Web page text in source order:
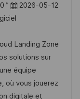
D
a
e
d
’
a
f
2026-05-12
Landing Zone
solutions sur
équipe
où vous jouerez
digitale et